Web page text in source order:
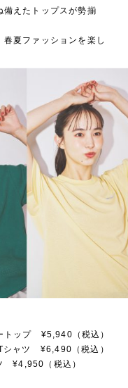
備えたトップスが勢揃
夏ファッションを楽し
トップ ¥5,940（税込）
シャツ ¥6,490（税込）
¥4,950（税込）